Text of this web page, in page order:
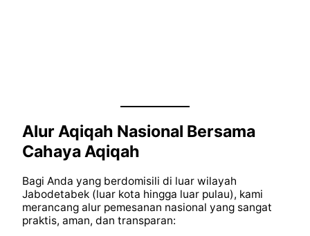
Alur Aqiqah Nasional Bersama
Cahaya Aqiqah
Bagi Anda yang berdomisili di luar wilayah
Jabodetabek (luar kota hingga luar pulau), kami
merancang alur pemesanan nasional yang sangat
praktis, aman, dan transparan: